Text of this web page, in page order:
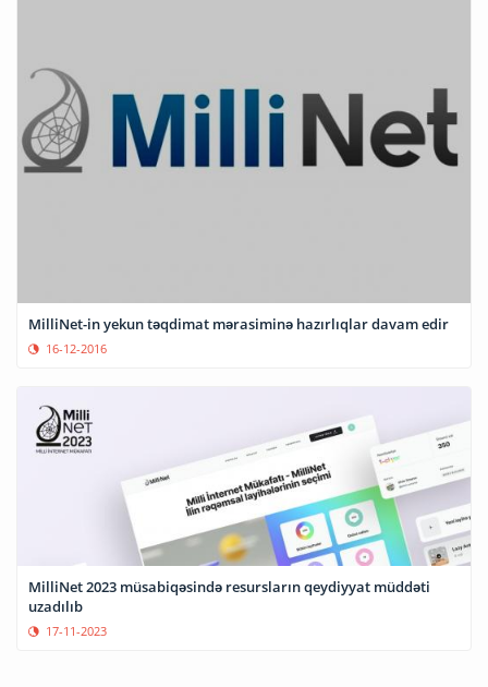
MilliNet-in yekun təqdimat mərasiminə hazırlıqlar davam edir
16-12-2016
MilliNet 2023 müsabiqəsində resursların qeydiyyat müddəti
uzadılıb
17-11-2023